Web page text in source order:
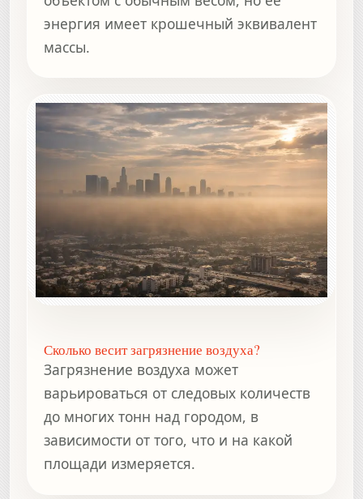
энергия имеет крошечный эквивалент
массы.
Сколько весит загрязнение воздуха?
Загрязнение воздуха может
варьироваться от следовых количеств
до многих тонн над городом, в
зависимости от того, что и на какой
площади измеряется.